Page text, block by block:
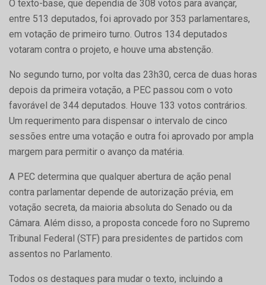
O texto-base, que dependia de 308 votos para avançar,
entre 513 deputados, foi aprovado por 353 parlamentares,
em votação de primeiro turno. Outros 134 deputados
votaram contra o projeto, e houve uma abstenção.
No segundo turno, por volta das 23h30, cerca de duas horas
depois da primeira votação, a PEC passou com o voto
favorável de 344 deputados. Houve 133 votos contrários.
Um requerimento para dispensar o intervalo de cinco
sessões entre uma votação e outra foi aprovado por ampla
margem para permitir o avanço da matéria.
A PEC determina que qualquer abertura de ação penal
contra parlamentar depende de autorização prévia, em
votação secreta, da maioria absoluta do Senado ou da
Câmara. Além disso, a proposta concede foro no Supremo
Tribunal Federal (STF) para presidentes de partidos com
assentos no Parlamento.
Todos os destaques para mudar o texto, incluindo a